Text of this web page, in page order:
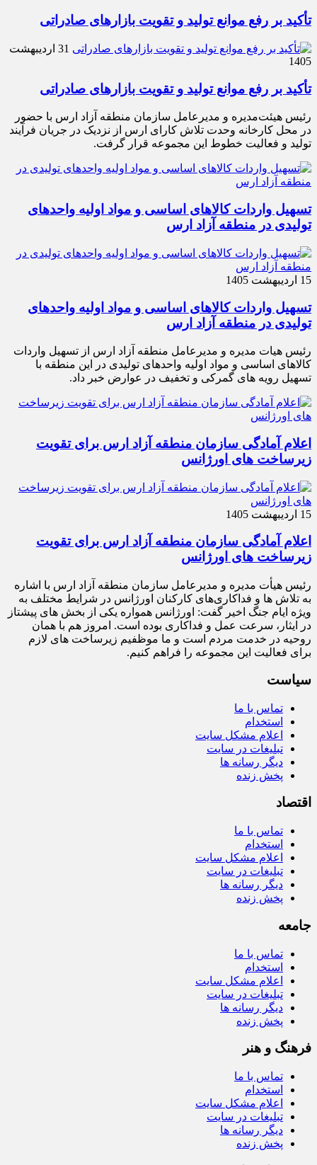
تأکید بر رفع موانع تولید و تقویت بازارهای صادراتی
31 اردیبهشت
1405
تأکید بر رفع موانع تولید و تقویت بازارهای صادراتی
رئیس هیئت‌مدیره و مدیرعامل سازمان منطقه آزاد ارس با حضور
در محل کارخانه وحدت تلاش کارای ارس از نزدیک در جریان فرآیند
تولید و فعالیت خطوط این مجموعه قرار گرفت.
تسهیل واردات کالاهای اساسی و مواد اولیه واحدهای
تولیدی در منطقه آزاد ارس
15 اردیبهشت 1405
تسهیل واردات کالاهای اساسی و مواد اولیه واحدهای
تولیدی در منطقه آزاد ارس
رئیس هیات مدیره و مدیرعامل منطقه آزاد ارس از تسهیل واردات
کالاهای اساسی و مواد اولیه واحدهای تولیدی در این منطقه با
تسهیل رویه های گمرکی و تخفیف در عوارض خبر داد.
اعلام آمادگی سازمان منطقه آزاد ارس برای تقویت
زیرساخت‌ های اورژانس
15 اردیبهشت 1405
اعلام آمادگی سازمان منطقه آزاد ارس برای تقویت
زیرساخت‌ های اورژانس
رئیس هیأت‌ مدیره و مدیرعامل سازمان منطقه آزاد ارس با اشاره
به تلاش‌ ها و فداکاری‌های کارکنان اورژانس در شرایط مختلف به‌
ویژه ایام جنگ اخیر گفت: اورژانس همواره یکی از بخش‌ های پیشتاز
در ایثار، سرعت‌ عمل و فداکاری بوده است. امروز هم با همان
روحیه در خدمت مردم است و ما موظفیم زیرساخت‌ های لازم
برای فعالیت این مجموعه را فراهم کنیم.
سیاست
تماس با ما
استخدام
اعلام مشکل سایت
تبلیغات در سایت
دیگر رسانه ها
پخش زنده
اقتصاد
تماس با ما
استخدام
اعلام مشکل سایت
تبلیغات در سایت
دیگر رسانه ها
پخش زنده
جامعه
تماس با ما
استخدام
اعلام مشکل سایت
تبلیغات در سایت
دیگر رسانه ها
پخش زنده
فرهنگ و هنر
تماس با ما
استخدام
اعلام مشکل سایت
تبلیغات در سایت
دیگر رسانه ها
پخش زنده